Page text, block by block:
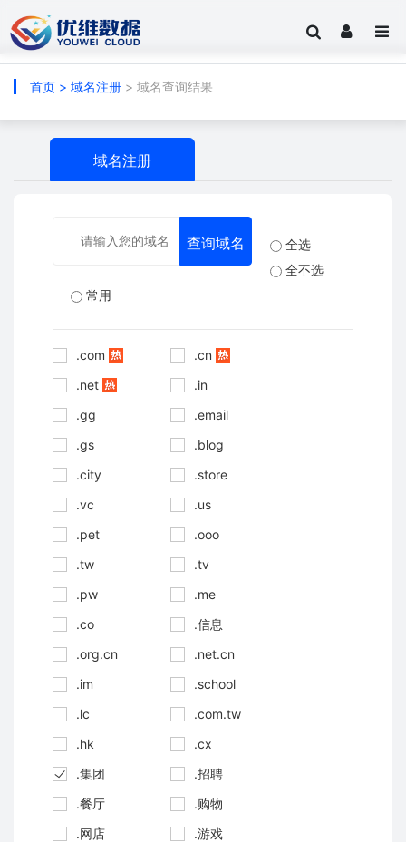
首页 > 域名注册 > 域名查询结果
域名注册
全选
全不选
常用
.com
.cn
.net
.in
.gg
.email
.gs
.blog
.city
.store
.vc
.us
.pet
.ooo
.tw
.tv
.pw
.me
.co
.信息
.org.cn
.net.cn
.im
.school
.lc
.com.tw
.hk
.cx
.集团
.招聘
.餐厅
.购物
.网店
.游戏